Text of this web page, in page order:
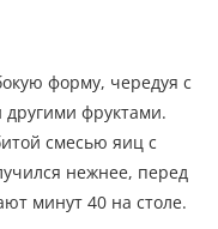
форму, чередуя с
фруктами.
смесью яиц с
нежнее, перед
минут 40 на столе.